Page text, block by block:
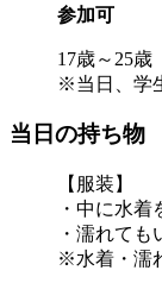
参加可
17歳～25歳
※当日、学
当日の持ち物
【服装】
・中に水
・濡れて
※水着・濡